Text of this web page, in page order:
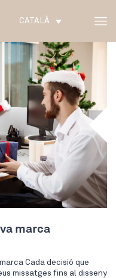
CATALÀ
marca
Cada decisió que
missatges fins al disseny